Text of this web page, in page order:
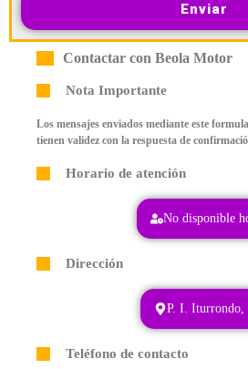
Enviar
Contactar con Beola Motor
Nota Importante
Los mensajes enviados mediante este
tienen validez con la respuesta de
Horario de atención
No disponible
Dirección
P. I. Iturrondo,
Teléfono de contacto